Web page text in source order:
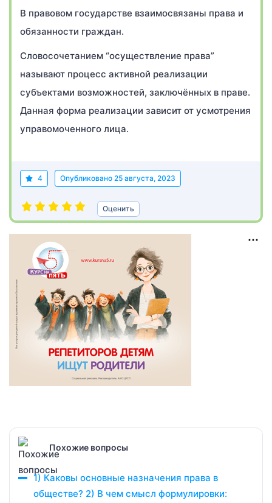
В правовом государстве взаимосвязаны права и
обязанности граждан.
Словосочетанием “осуществление права”
называют процесс активной реализации
субъектами возможностей, заключённых в праве.
Данная форма реализации зависит от усмотрения
управомоченного лица.
4 Опубликовано 25 августа, 2023
Оценить
Похожие вопросы
1) Каковы основные назначения права в
обществе? 2) В чем смысл формулировки: